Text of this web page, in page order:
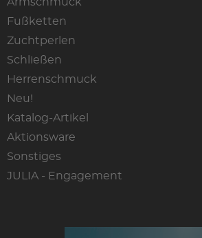
Fußketten
Zuchtperlen
Schließen
Herrenschmuck
Neu!
Katalog-Artikel
Aktionsware
Sonstiges
JULIA - Engagement